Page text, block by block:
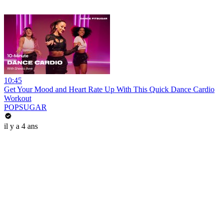
10:45
Get Your Mood and Heart Rate Up With This Quick Dance Cardio
Workout
POPSUGAR
il y a 4 ans